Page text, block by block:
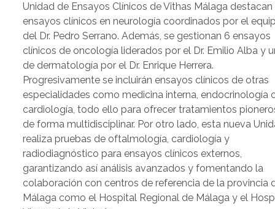
Unidad de Ensayos Clínicos de Vithas Málaga destacan
ensayos clínicos en neurología coordinados por el
del Dr. Pedro Serrano. Además, se gestionan 6 ensayos
clínicos de oncología liderados por el Dr. Emilio Alba y
de dermatología por el Dr. Enrique Herrera.
Progresivamente se incluirán ensayos clínicos de otras
especialidades como medicina interna, endocrinología
cardiología, todo ello para ofrecer tratamientos
de forma multidisciplinar. Por otro lado, esta nueva
realiza pruebas de oftalmología, cardiología y
radiodiagnóstico para ensayos clínicos externos,
garantizando así análisis avanzados y fomentando la
colaboración con centros de referencia de la provincia
Málaga como el Hospital Regional de Málaga y el